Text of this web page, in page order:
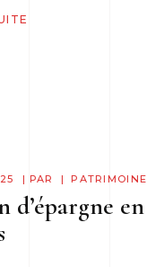
PAR PATRIMOINE
d’épargne en